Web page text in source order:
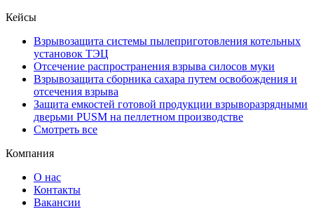
Кейсы
Взрывозащита системы пылеприготовления котельных
установок ТЭЦ
Отсечение распространения взрыва силосов муки
Взрывозащита сборника сахара путем освобождения и
отсечения взрыва
Защита емкостей готовой продукции взрыворазрядными
дверьми PUSM на пеллетном производстве
Смотреть все
Компания
О нас
Контакты
Вакансии